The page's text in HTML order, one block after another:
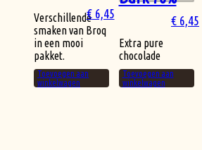
Verschillende
smaken van Broq
in een mooi
pakket.
Toevoegen aan
winkelwagen
€6,45
Extra pure
chocolade
Toevoegen aan
winkelwagen
€ 6,45